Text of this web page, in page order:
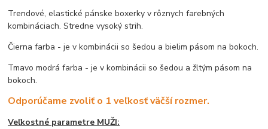
Trendové, elastické pánske boxerky v rôznych farebných
kombináciach. Stredne vysoký strih.
Čierna farba - je v kombinácii so šedou a bielim pásom na bokoch.
Tmavo modrá farba - je v kombinácii so šedou a žltým pásom na
bokoch.
Odporúčame zvoliť o 1 veľkosť väčší rozmer.
Veľkostné parametre MUŽI: